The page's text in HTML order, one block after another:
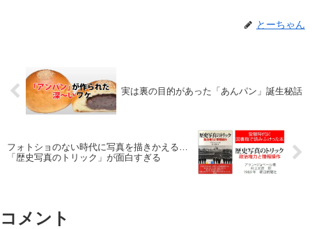
とーちゃん
実は裏の目的があった「あんパン」誕生秘話
フォトショのない時代に写真を描きかえる…
「歴史写真のトリック」が面白すぎる
コメント